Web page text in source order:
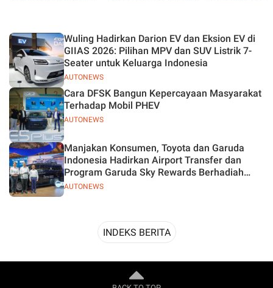
AUTONEWS
Wuling Hadirkan Darion EV dan Eksion EV di
GIIAS 2026: Pilihan MPV dan SUV Listrik 7-
Seater untuk Keluarga Indonesia
AUTONEWS
Cara DFSK Bangun Kepercayaan Masyarakat
Terhadap Mobil PHEV
AUTONEWS
Manjakan Konsumen, Toyota dan Garuda
Indonesia Hadirkan Airport Transfer dan
Program Garuda Sky Rewards Berhadiah
Hybrid EV
INDEKS BERITA